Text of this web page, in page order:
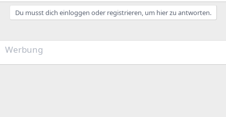
Du musst dich einloggen oder registrieren, um hier zu antworten.
Werbung